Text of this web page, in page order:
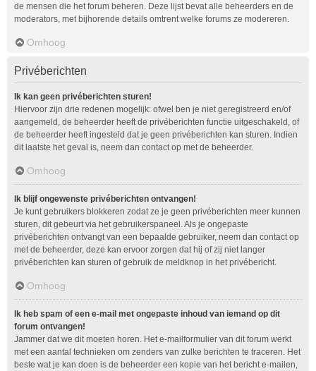
de mensen die het forum beheren. Deze lijst bevat alle beheerders en de
moderators, met bijhorende details omtrent welke forums ze modereren.
Omhoog
Privéberichten
Ik kan geen privéberichten sturen!
Hiervoor zijn drie redenen mogelijk: ofwel ben je niet geregistreerd en/of
aangemeld, de beheerder heeft de privéberichten functie uitgeschakeld, of
de beheerder heeft ingesteld dat je geen privéberichten kan sturen. Indien
dit laatste het geval is, neem dan contact op met de beheerder.
Omhoog
Ik blijf ongewenste privéberichten ontvangen!
Je kunt gebruikers blokkeren zodat ze je geen privéberichten meer kunnen
sturen, dit gebeurt via het gebruikerspaneel. Als je ongepaste
privéberichten ontvangt van een bepaalde gebruiker, neem dan contact op
met de beheerder, deze kan ervoor zorgen dat hij of zij niet langer
privéberichten kan sturen of gebruik de meldknop in het privébericht.
Omhoog
Ik heb spam of een e-mail met ongepaste inhoud van iemand op dit
forum ontvangen!
Jammer dat we dit moeten horen. Het e-mailformulier van dit forum werkt
met een aantal technieken om zenders van zulke berichten te traceren. Het
beste wat je kan doen is de beheerder een kopie van het bericht e-mailen,